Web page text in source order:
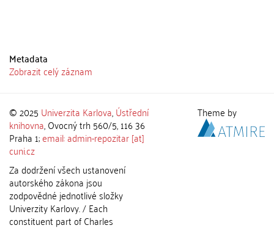
Metadata
Zobrazit celý záznam
© 2025 Univerzita Karlova,Ústřední
knihovna, Ovocný trh 560/5, 116 36
Praha 1;email: admin-repozitar [at]
cuni.cz
Za dodržení všech ustanovení
autorského zákona jsou
zodpovědné jednotlivé složky
Univerzity Karlovy. / Each
constituent part of Charles
Theme by